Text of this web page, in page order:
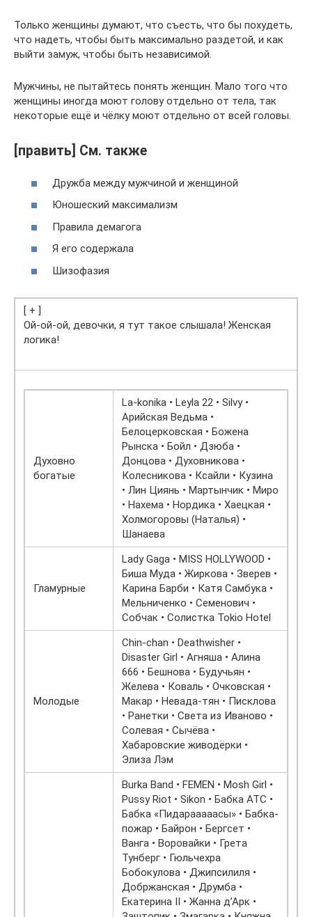
Только женщины думают, что съесть, что бы похудеть,
что надеть, чтобы быть максимально раздетой, и как
выйти замуж, чтобы быть независимой.
Мужчины, не пытайтесь понять женщин. Мало того что
женщины иногда моют голову отдельно от тела, так
некоторые ещё и чёлку моют отдельно от всей головы.
[править] См. также
Дружба между мужчиной и женщиной
Юношеский максимализм
Правила демагога
Я его содержала
Шизофазия
[ + ]
Ой-ой-ой, девочки, я тут такое слышала! Женская
логика!
Духовно
богатые
La-konika • Leyla 22 • Silvy •
Арийская Ведьма •
Белоцерковская • Божена
Рынска • Бойл • Дзюба •
Донцова • Духовникова •
Колесникова • Ксайли • Кузина
• Лин Циянь • Мартынчик • Миро
• Нахема • Нордика • Хаецкая •
Холмогоровы (Наталья) •
Шанаева
Гламурные
Lady Gaga • MISS HOLLYWOOD •
Биша Муда • Жиркова • Зверев •
Карина Барби • Катя Самбука •
Мельниченко • Семенович •
Собчак • Солистка Tokio Hotel
Молодые
Chin-chan • Deathwisher •
Disaster Girl • Агняша • Алина
666 • Бешнова • Будучьян •
Желева • Коваль • Очковская •
Макар • Невада-тян • Писклова
• Ранетки • Света из Иваново •
Солевая • Сычёва •
Хабаровские живодёрки •
Элиза Лэм
Burka Band • FEMEN • Mosh Girl •
Pussy Riot • Sikon • Бабка АТС •
Бабка «Пидарааааасы» • Бабка-
пожар • Байрон • Бергсет •
Ванга • Воровайки • Грета
Тунберг • Гюльчехра
Бобокулова • Джипсилиля •
Добржанская • Друмба •
Екатерина II • Жанна д’Арк •